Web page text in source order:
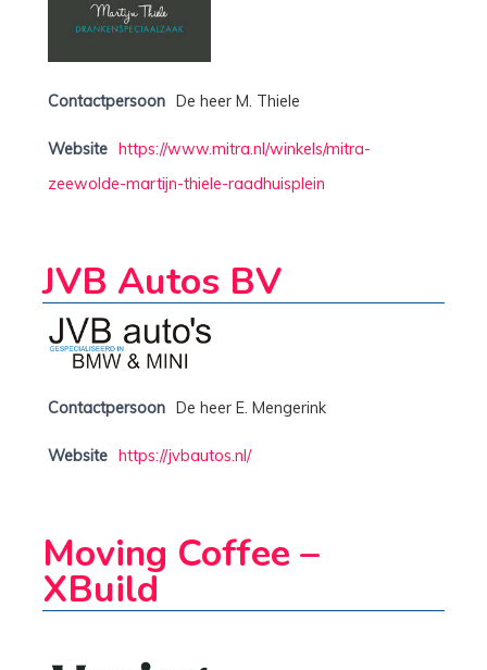
Contactpersoon De heer M. Thiele
Website https://www.mitra.nl/winkels/mitra-
zeewolde-martijn-thiele-raadhuisplein
JVB Autos BV
Contactpersoon De heer E. Mengerink
Website https://jvbautos.nl/
Moving Coffee –
XBuild